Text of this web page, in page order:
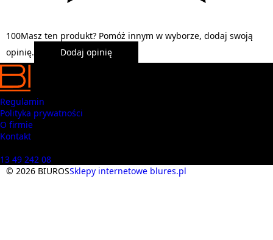
100Masz ten produkt? Pomóż innym w wyborze, dodaj swoją
opinię.
Dodaj opinię
Regulamin
Polityka prywatności
O firmie
Kontakt
13 49 242 08
© 2026 BIUROSSklepy internetowe blures.pl